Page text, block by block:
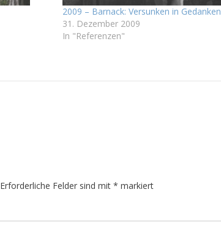
2009 – Barnack: Versunken in Gedanken
31. Dezember 2009
In "Referenzen"
Erforderliche Felder sind mit * markiert